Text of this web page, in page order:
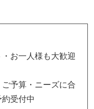
お一人様も大歓迎
予算・ニーズに合
受付中